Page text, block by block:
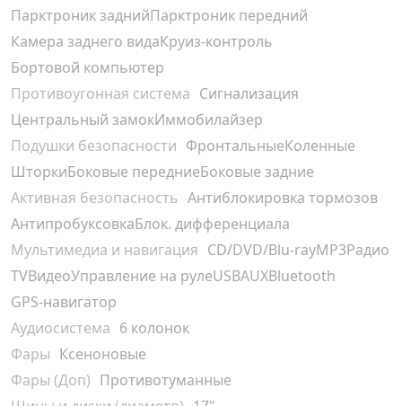
Парктроник заднийПарктроник передний
Камера заднего видаКруиз-контроль
Бортовой компьютер
Противоугонная система Сигнализация
Центральный замокИммобилайзер
Подушки безопасности ФронтальныеКоленные
ШторкиБоковые передниеБоковые задние
Активная безопасность Антиблокировка тормозов
АнтипробуксовкаБлок. дифференциала
Мультимедиа и навигация CD/DVD/Blu-rayMP3Радио
TVВидеоУправление на рулеUSBAUXBluetooth
GPS-навигатор
Аудиосистема 6 колонок
Фары Ксеноновые
Фары (Доп) Противотуманные